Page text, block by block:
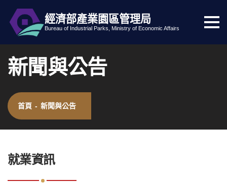
跳到主要內容
網站導覽
經濟部產業園區管理局
Bureau of Industrial Parks, Ministry of Economic Affairs
選
單
新聞與公告
首頁 - 新聞與公告
就業資訊